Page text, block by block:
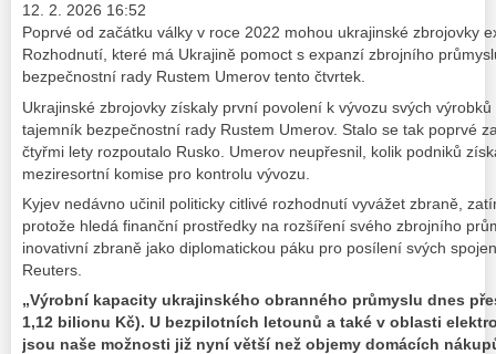
12. 2. 2026 16:52
Poprvé od začátku války v roce 2022 mohou ukrajinské zbrojovky
Rozhodnutí, které má Ukrajině pomoct s expanzí zbrojního
bezpečnostní rady Rustem Umerov tento čtvrtek.
Ukrajinské zbrojovky získaly první povolení k vývozu svých
tajemník bezpečnostní rady Rustem Umerov. Stalo se tak poprvé
čtyřmi lety rozpoutalo Rusko. Umerov neupřesnil, kolik podniků
meziresortní komise pro kontrolu vývozu.
Kyjev nedávno učinil politicky citlivé rozhodnutí vyvážet zbraně,
protože hledá finanční prostředky na rozšíření svého zbrojního
inovativní zbraně jako diplomatickou páku pro posílení svých
Reuters.
„Výrobní kapacity ukrajinského obranného průmyslu dnes
1,12 bilionu Kč). U bezpilotních letounů a také v oblasti
jsou naše možnosti již nyní větší než objemy domácích